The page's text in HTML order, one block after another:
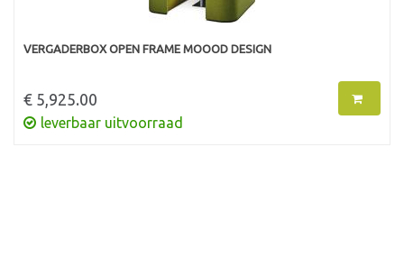
VERGADERBOX OPEN FRAME MOOOD DESIGN
€ 5,925.00
leverbaar uitvoorraad